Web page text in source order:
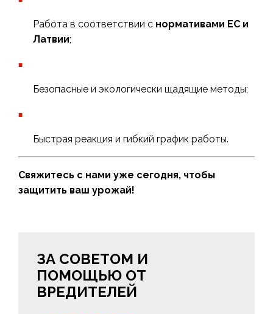
Работа в соответствии с нормативами ЕС и
Латвии;
Безопасные и экологически щадящие методы;
Быстрая реакция и гибкий график работы.
Свяжитесь с нами уже сегодня, чтобы
защитить ваш урожай!
ЗА СОВЕТОМ И
ПОМОЩЬЮ ОТ
ВРЕДИТЕЛЕЙ